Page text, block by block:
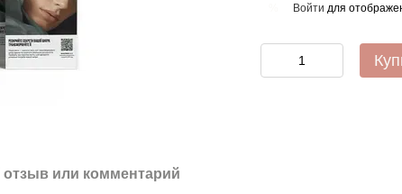
или комментарий
Войти для